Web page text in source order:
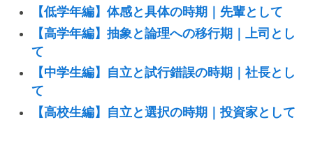
【低学年編】体感と具体の時期｜先輩として
【高学年編】抽象と論理への移行期｜上司とし
て
【中学生編】自立と試行錯誤の時期｜社長とし
て
【高校生編】自立と選択の時期｜投資家として